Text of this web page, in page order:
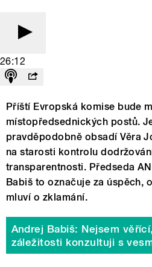
26:12
Příští Evropská komise bude
místopředsednických postů.
pravděpodobně obsadí Věra
na starosti kontrolu
transparentnosti. Předseda
Babiš to označuje za úspěch,
mluví o zklamání.
Andrej Babiš: Nejsem
záležitosti konzultuji s